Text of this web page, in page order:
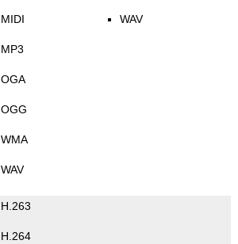
MIDI
MP3
OGA
OGG
WMA
WAV
WAV
H.263
H.264